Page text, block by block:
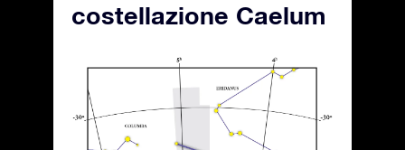
costellazione Caelum